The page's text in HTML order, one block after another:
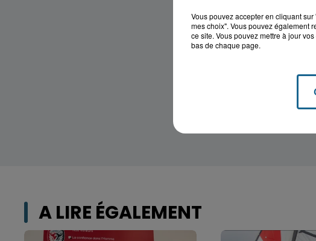
A LIRE ÉGALEMENT
Vous pouvez accepter en cliquant
mes choix". Vous pouvez également
ce site. Vous pouvez mettre à jour
bas de chaque page.